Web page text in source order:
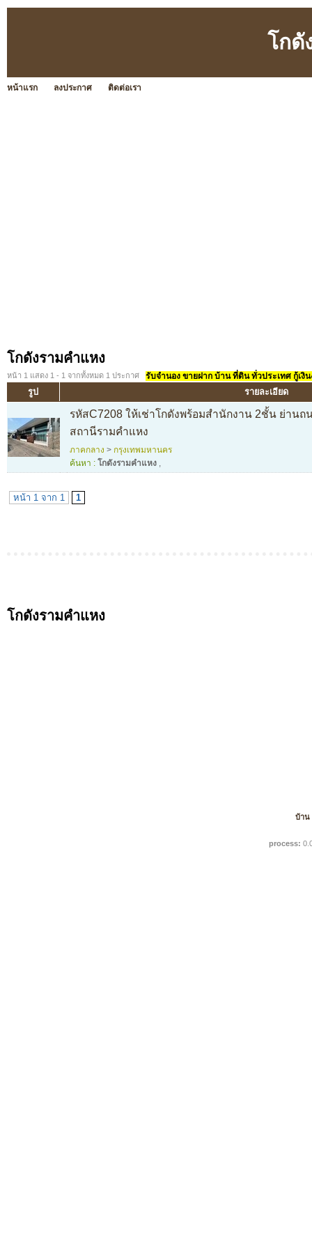
โกดั
หน้าแรก ลงประกาศ ติดต่อเรา
โกดังรามคำแหง
หน้า 1 แสดง 1 - 1 จากทั้งหมด 1 ประกาศ รับจำนอง ขายฝาก บ้าน ที่ดิน ทั่วประเทศ กู้เงิ
รูป รายละเอียด
รหัสC7208 ให้เช่าโกดังพร้อมสำนักงาน 2ชั้น ย่านถ
สถานีรามคำแหง
ภาคกลาง > กรุงเทพมหานคร
ค้นหา : โกดังรามคำแหง ,
หน้า 1 จาก 1 1
โกดังรามคำแหง
บ้าน
process: